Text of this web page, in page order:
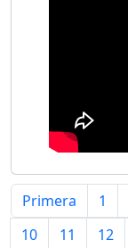
Primera 1
10
11 12